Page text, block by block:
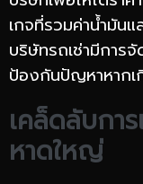
เกจที่รวมค่าน้ำมัน
บริษัทรถเช่ามีการ
ป้องกันปัญหาหากเ
เคล็ดลับกา
หาดใหญ่